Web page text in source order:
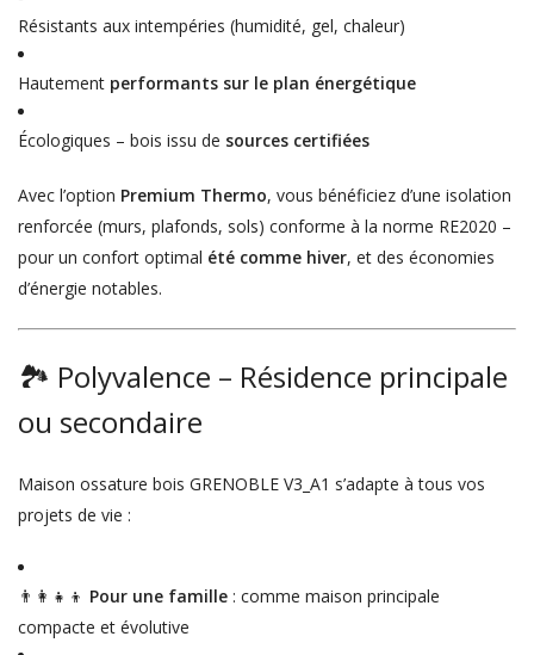
Résistants aux intempéries (humidité, gel, chaleur)
Hautement performants sur le plan énergétique
Écologiques – bois issu de sources certifiées
Avec l’option Premium Thermo, vous bénéficiez d’une isolation
renforcée (murs, plafonds, sols) conforme à la norme RE2020 –
pour un confort optimal été comme hiver, et des économies
d’énergie notables.
🏞️ Polyvalence – Résidence principale
ou secondaire
Maison ossature bois GRENOBLE V3_A1 s’adapte à tous vos
projets de vie :
👨‍👩‍👧‍👦 Pour une famille: comme maison principale
compacte et évolutive